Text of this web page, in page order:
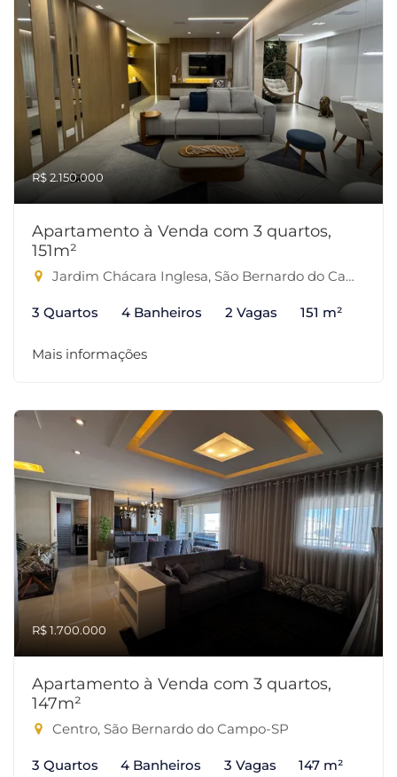
R$ 2.150.000
Apartamento à Venda com 3 quartos,
151m²
Jardim Chácara Inglesa, São Bernardo do Campo-SP
3 Quartos 4 Banheiros 2 Vagas 151 m²
Mais informações
R$ 1.700.000
Apartamento à Venda com 3 quartos,
147m²
Centro, São Bernardo do Campo-SP
3 Quartos 4 Banheiros 3 Vagas 147 m²